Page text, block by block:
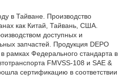
в Тайване. Производство
как Китай, Тайвань, США.
доступных и
запчастей. Продукция DEPO
рамках Федерального стандарта в
FMVSS-108 и SAE &
сертификацию в соответствии